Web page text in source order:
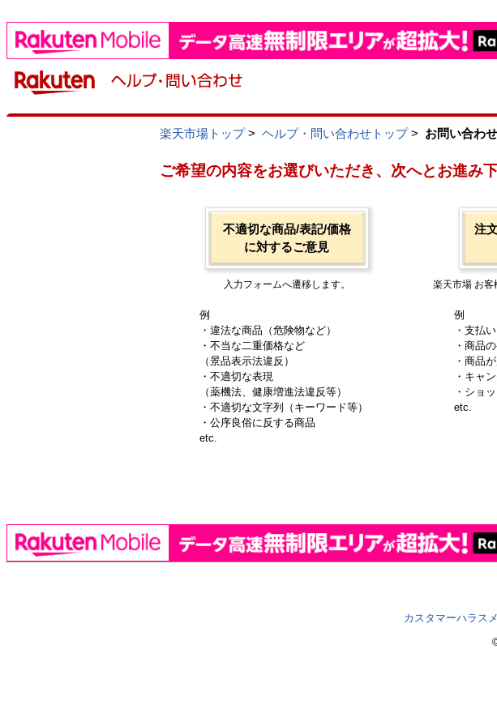
楽天市場トップ> ヘルプ・問い合わせトップ> お問い合わ
ご希望の内容をお選びいただき、次へとお進み下
不適切な商品/表記/価格
に対するご意見
入力フォームへ遷移します。
例
・違法な商品（危険物など）
・不当な二重価格など
（景品表示法違反）
・不適切な表現
（薬機法、健康増進法違反等）
・不適切な文字列（キーワード等）
・公序良俗に反する商品
etc.
注
楽天市場 お客
例
・支払い
・商品
・商品
・キャ
・ショ
etc.
カスタマーハラス